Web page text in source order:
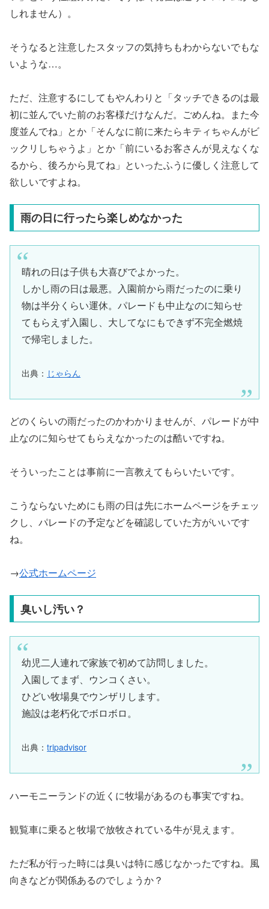
しれません）。
そうなると注意したスタッフの気持ちもわからないでもな
いような…。
ただ、注意するにしてもやんわりと「タッチできるのは最
初に並んでいた前のお客様だけなんだ。ごめんね。また今
度並んでね」とか「そんなに前に来たらキティちゃんがビ
ックリしちゃうよ」とか「前にいるお客さんが見えなくな
るから、後ろから見てね」といったふうに優しく注意して
欲しいですよね。
雨の日に行ったら楽しめなかった
晴れの日は子供も大喜びでよかった。
しかし雨の日は最悪。入園前から雨だったのに乗り
物は半分くらい運休。パレードも中止なのに知らせ
てもらえず入園し、大してなにもできず不完全燃焼
で帰宅しました。
出典： じゃらん
どのくらいの雨だったのかわかりませんが、パレードが中
止なのに知らせてもらえなかったのは酷いですね。
そういったことは事前に一言教えてもらいたいです。
こうならないためにも雨の日は先にホームページをチェッ
クし、パレードの予定などを確認していた方がいいです
ね。
→公式ホームページ
臭いし汚い？
幼児二人連れで家族で初めて訪問しました。
入園してまず、ウンコくさい。
ひどい牧場臭でウンザリします。
施設は老朽化でボロボロ。
出典：tripadvisor
ハーモニーランドの近くに牧場があるのも事実ですね。
観覧車に乗ると牧場で放牧されている牛が見えます。
ただ私が行った時には臭いは特に感じなかったですね。風
向きなどが関係あるのでしょうか？